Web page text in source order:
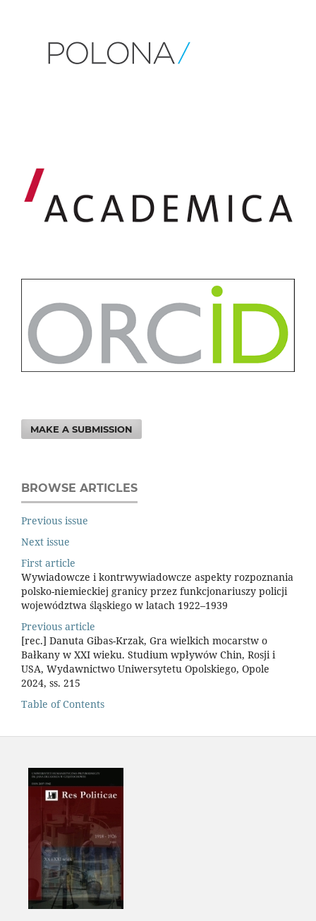
MAKE A SUBMISSION
BROWSE ARTICLES
Previous issue
Next issue
First article
Wywiadowcze i kontrwywiadowcze aspekty rozpoznania
polsko-niemieckiej granicy przez funkcjonariuszy policji
województwa śląskiego w latach 1922–1939
Previous article
[rec.] Danuta Gibas-Krzak, Gra wielkich mocarstw o
Bałkany w XXI wieku. Studium wpływów Chin, Rosji i
USA, Wydawnictwo Uniwersytetu Opolskiego, Opole
2024, ss. 215
Table of Contents